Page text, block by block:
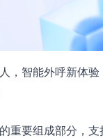
，智能外呼新体验
重要组成部分，支